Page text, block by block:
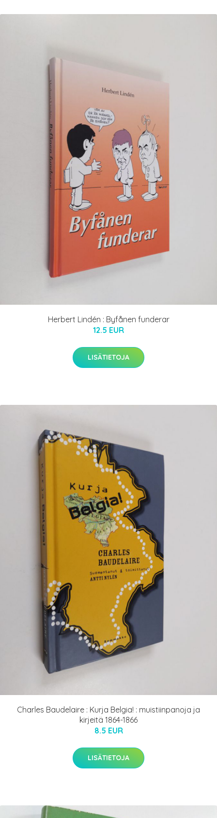
Herbert Lindén : Byfånen funderar
12.5 EUR
LISÄTIETOJA
Charles Baudelaire : Kurja Belgia! : muistiinpanoja ja
kirjeitä 1864-1866
8.5 EUR
LISÄTIETOJA